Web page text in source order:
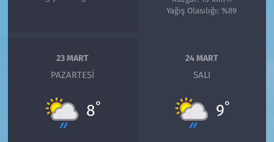
Yağış Olasılığı: %89
23 MART
PAZARTESI
8°
24 MART
SALI
9°